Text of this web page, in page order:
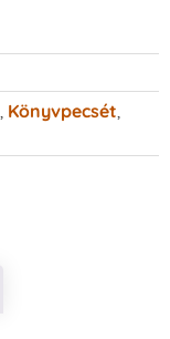
Könyvpecsét